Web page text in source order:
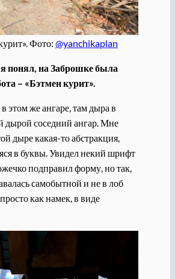
Фото: @yanchikaplan
понял, на Заброшке была
– «Бэтмен курит».
этом же ангаре, там дыра в
дырой соседний ангар. Мне
дыре какая-то абстракция,
в буквы. Увидел некий шрифт
подправил форму, но так,
самобытной и не в лоб
как намек, в виде